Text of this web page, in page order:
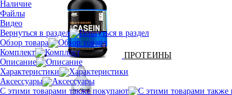
ПРОТЕИНЫ
Наличие
Файлы
Видео
Вернуться в раздел
Обзор товара
Комплект
Описание
Характеристики
Аксессуары
С этими товарами также покупают